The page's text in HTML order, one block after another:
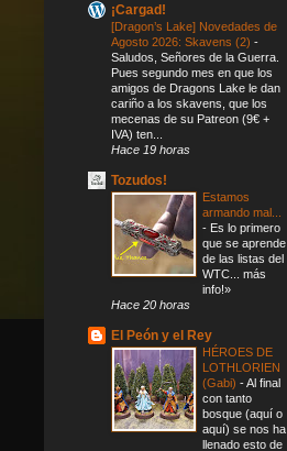
¡Cargad!
[Dragon’s Lake] Novedades de
Agosto 2026: Skavens (2) -
Saludos, Señores de la Guerra.
Pues segundo mes en que los
amigos de Dragons Lake le dan
cariño a los skavens, que los
mecenas de su Patreon (9€ +
IVA) ten...
Hace 19 horas
Tozudos!
Estamos
armando mal...
- Es lo primero
que se aprende
de las listas del
WTC... más
info!»
Hace 20 horas
El Peón y el Rey
HÉROES DE
LOTHLORIEN
(Gabi) -Al final
con tanto
bosque (aquí o
aquí) se nos ha
llenado esto de